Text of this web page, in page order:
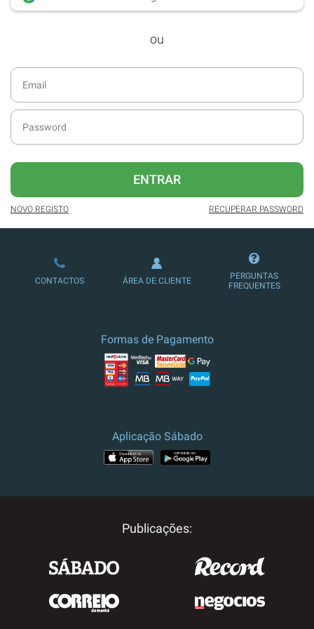
desde dezembro de 2016.
Acesso ao formato digital da SÁBADO
SÁBADO.
diário da atualidade.
publicidade reduzida e não invasiva
no site.
Possibilidade de ler e/ou ouvir artigos.
Ofertas e descontos em produtos,
serviços, eventos desportivos e
ou
ENTRAR
NOVO REGISTO RECUPERAR PASSWORD
CONTACTOS ÁREA DE CLIENTE
PERGUNTAS
FREQUENTES
Formas de Pagamento
Aplicação Sábado
Publicações: